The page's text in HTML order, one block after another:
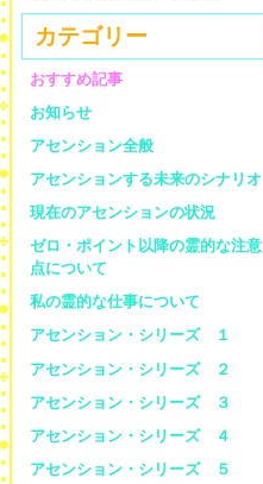
カテゴリー
おすすめ記事
お知らせ
アセンション全般
アセンションする未来のシナリオ
現在のアセンションの状況
ゼロ・ポイント以降の霊的な注意
点について
私の霊的な仕事について
アセンション・シリーズ １
アセンション・シリーズ ２
アセンション・シリーズ ３
アセンション・シリーズ ４
アセンション・シリーズ ５